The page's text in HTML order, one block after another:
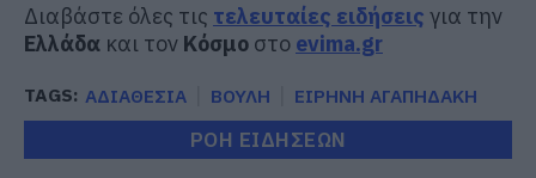
Διαβάστε όλες τις τελευταίες ειδήσεις για την
Ελλάδα και τον Κόσμο στο evima.gr
TAGS: ΑΔΙΑΘΕΣΙΑ ΒΟΥΛΗ ΕΙΡΗΝΗ ΑΓΑΠΗΔΑΚΗ
ΡΟΗ ΕΙΔΗΣΕΩΝ